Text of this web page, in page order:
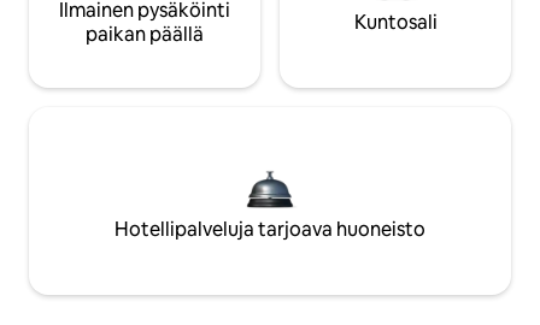
Ilmainen pysäköinti
paikan päällä
Kuntosali
Hotellipalveluja tarjoava huoneisto